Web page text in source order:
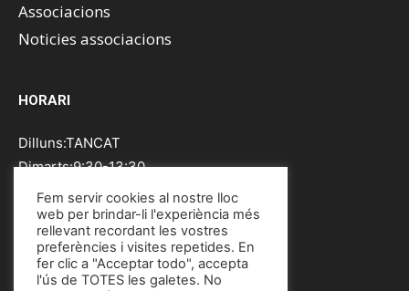
Associacions
Noticies associacions
HORARI
Dilluns:TANCAT
Dimarts:9:30-13:30
Dimecres:9:30-13:30
Dijous:9:30-13:30
Divendres:9:30-13:30
Dissabte:TANCAT
Diumenge:TANCAT
Fem servir cookies al nostre lloc
web per brindar-li l'experiència més
rellevant recordant les vostres
preferències i visites repetides. En
fer clic a "Acceptar todo", accepta
l'ús de TOTES les galetes. No